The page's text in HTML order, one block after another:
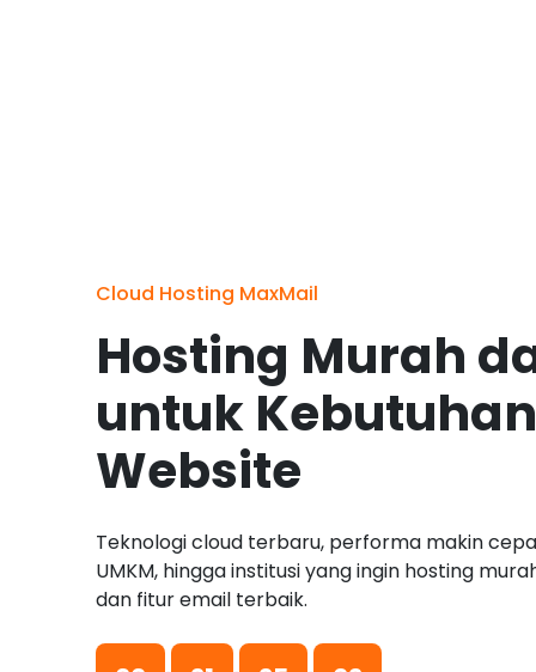
Cloud Hosting MaxMail
Hosting Murah
untuk
Website
Teknologi cloud terbaru, performa makin
UMKM, hingga institusi yang ingin hosting
dan fitur email terbaik.